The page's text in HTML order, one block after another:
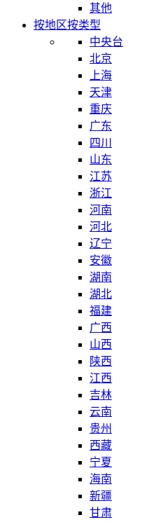
其他
按地区按类型
中央台
北京
上海
天津
重庆
广东
四川
山东
江苏
浙江
河南
河北
辽宁
安徽
湖南
湖北
福建
广西
山西
陕西
江西
吉林
云南
贵州
西藏
宁夏
海南
新疆
甘肃